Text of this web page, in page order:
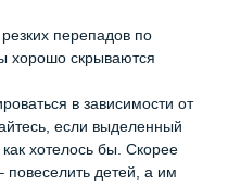
перепадов по
хорошо скрываются
в зависимости от
если выделенный
хотелось бы. Скорее
повеселить детей, а им